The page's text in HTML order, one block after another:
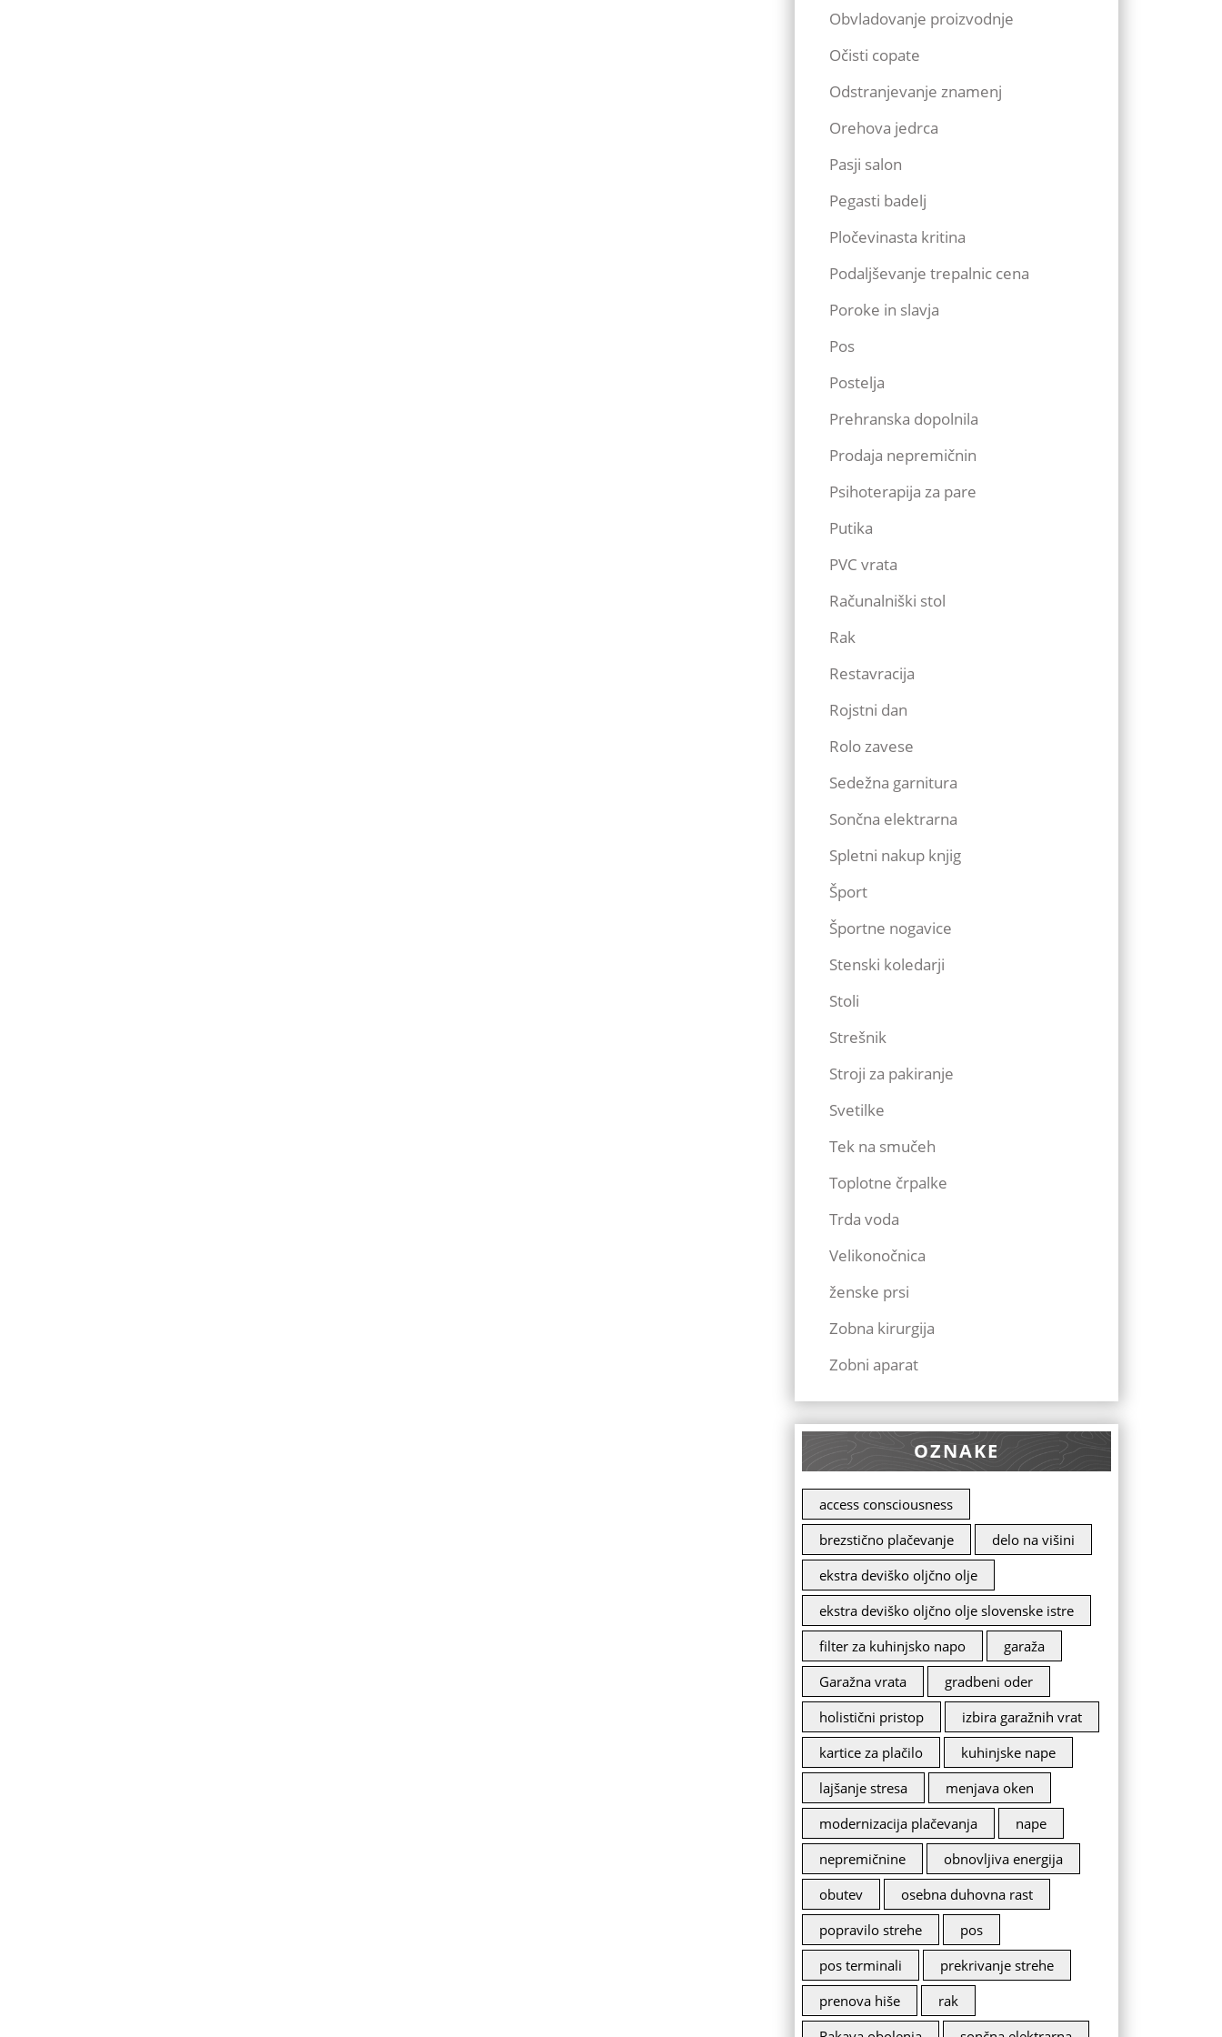
Obvladovanje proizvodnje
Očisti copate
Odstranjevanje znamenj
Orehova jedrca
Pasji salon
Pegasti badelj
Pločevinasta kritina
Podaljševanje trepalnic cena
Poroke in slavja
Pos
Postelja
Prehranska dopolnila
Prodaja nepremičnin
Psihoterapija za pare
Putika
PVC vrata
Računalniški stol
Rak
Restavracija
Rojstni dan
Rolo zavese
Sedežna garnitura
Sončna elektrarna
Spletni nakup knjig
Šport
Športne nogavice
Stenski koledarji
Stoli
Strešnik
Stroji za pakiranje
Svetilke
Tek na smučeh
Toplotne črpalke
Trda voda
Velikonočnica
ženske prsi
Zobna kirurgija
Zobni aparat
OZNAKE
access consciousness
brezstično plačevanje
delo na višini
ekstra deviško oljčno olje
ekstra deviško oljčno olje slovenske istre
filter za kuhinjsko napo
garaža
Garažna vrata
gradbeni oder
holistični pristop
izbira garažnih vrat
kartice za plačilo
kuhinjske nape
lajšanje stresa
menjava oken
modernizacija plačevanja
nape
nepremičnine
obnovljiva energija
obutev
osebna duhovna rast
popravilo strehe
pos
pos terminali
prekrivanje strehe
prenova hiše
rak